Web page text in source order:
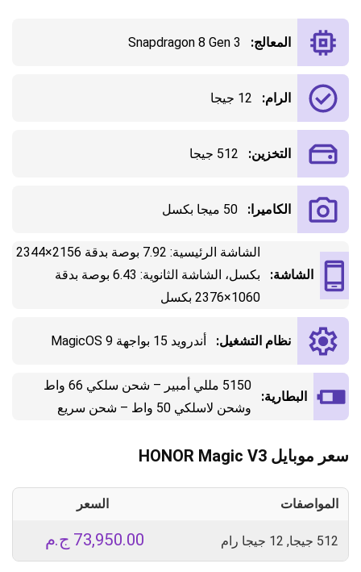
المعالج: Snapdragon 8 Gen 3
الرام: 12 جيجا
التخزين: 512 جيجا
الكاميرا: 50 ميجا بكسل
الشاشة:
الشاشة الرئيسية: 7.92 بوصة بدقة 2156×2344
بكسل، الشاشة الثانوية: 6.43 بوصة بدقة
1060×2376 بكسل
نظام التشغيل: أندرويد 15 بواجهة MagicOS 9
البطارية:
5150 مللي أمبير – شحن سلكي 66 واط
وشحن لاسلكي 50 واط – شحن سريع
سعر موبايل HONOR Magic V3
المواصفات السعر
512 جيجا, 12 جيجا رام ج.م 73,950.00